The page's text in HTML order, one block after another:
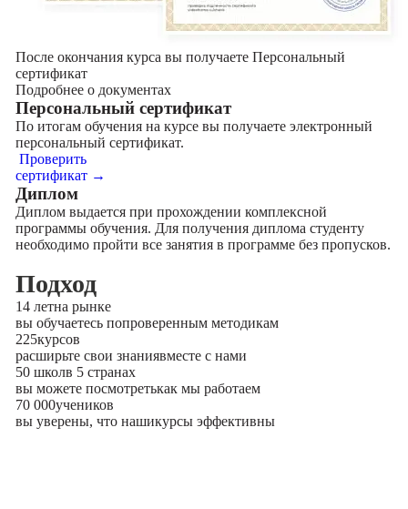
После окончания курса вы получаете Персональный
сертификат
Подробнее о документах
Персональный сертификат
По итогам обучения на курсе вы получаете электронный
персональный сертификат.
Проверить
сертификат →
Диплом
Диплом выдается при прохождении комплексной
программы обучения. Для получения диплома студенту
необходимо пройти все занятия в программе без пропусков.
Подход
14 летна рынке
вы обучаетесь попроверенным методикам
225курсов
расширьте свои знаниявместе с нами
50 школв 5 странах
вы можете посмотретькак мы работаем
70 000учеников
вы уверены, что нашикурсы эффективны